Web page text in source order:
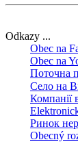
Odkazy ...
Obec na
Obec na
Поточна
Село на
Компанії
Ринок
Obecný